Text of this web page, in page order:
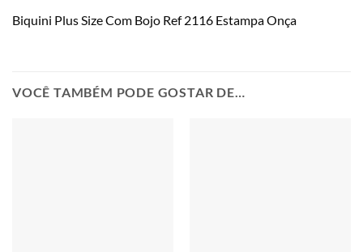
Biquini Plus Size Com Bojo Ref 2116 Estampa Onça
VOCÊ TAMBÉM PODE GOSTAR DE…